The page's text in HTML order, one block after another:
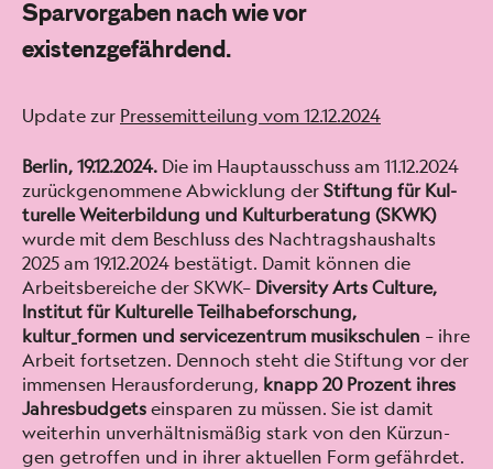
Sparvorgaben nach wie vor
existenzgefährdend.
Update zur Pressemit­teilung vom 12.12.2024
Berlin, 19.12.2024. Die im Haup­tauss­chuss am 11.12.2024
zurückgenommene Abwick­lung derStiftung für Kul­
turelle Weit­er­bil­dung und Kul­turber­atung (SKWK)
wurde mit dem Beschluss des Nach­tragshaushalts
2025 am 19.12.2024 bestätigt. Damit kön­nen die
Arbeits­bere­iche der SKWK– Diver­si­ty Arts Cul­ture,
Insti­tut für Kul­turelle Teil­habeforschung,
kultur_formen und ser­vicezen­trum musikschulen – ihre
Arbeit fort­set­zen. Den­noch ste­ht die Stiftung vor der
immensen Her­aus­forderung, knapp 20 Prozent ihres
Jahres­bud­getseins­paren zu müssen. Sie ist damit
weit­er­hin unver­hält­nis­mäßig stark von den Kürzun­
gen getrof­fen und in ihrer aktuellen Form gefährdet.